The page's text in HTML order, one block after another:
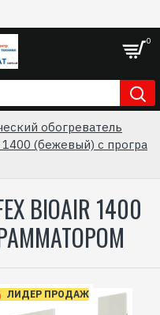
0
обогреватель
(бежевый) с програ
BIOAIR 1400
ЛИДЕР ПРОДАЖ